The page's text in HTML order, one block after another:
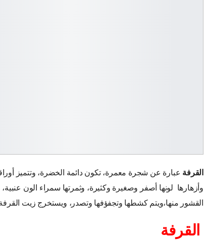
القرفة عبارة عن شجرة معمرة، تكون دائمة الخضرة، وتتميز
وأزهارها لونها أصفر وصغيرة وكثيرة، وثمرتها سمراء الون
القشور منها،ويتم كشطها وتجفؤفها وتصدر، ويستخرج زيت
القرفة